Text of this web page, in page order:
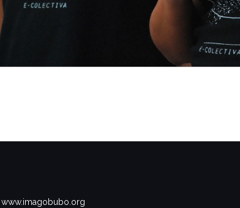
www.imagobubo.org